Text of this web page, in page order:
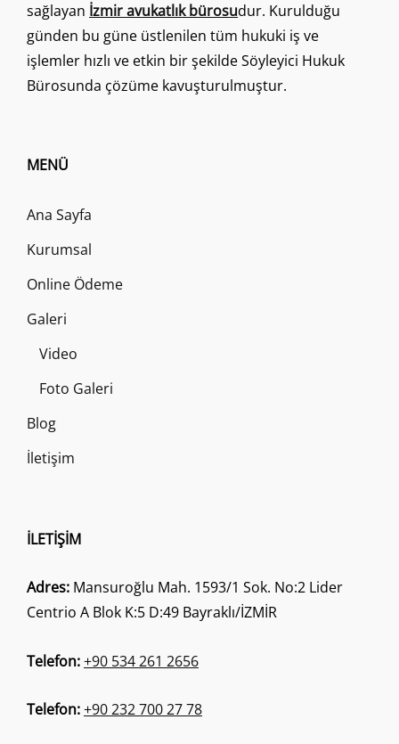
sağlayan İzmir avukatlık bürosudur. Kurulduğu
günden bu güne üstlenilen tüm hukuki iş ve
işlemler hızlı ve etkin bir şekilde Söyleyici Hukuk
Bürosunda çözüme kavuşturulmuştur.
MENÜ
Ana Sayfa
Kurumsal
Online Ödeme
Galeri
Video
Foto Galeri
Blog
İletişim
İLETIŞIM
Adres: Mansuroğlu Mah. 1593/1 Sok. No:2 Lider
Centrio A Blok K:5 D:49 Bayraklı/İZMİR
Telefon:+90 534 261 2656
Telefon:+90 232 700 27 78